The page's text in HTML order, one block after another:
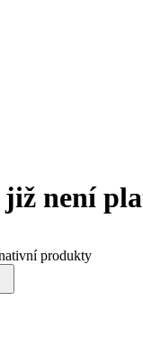
není
produkty